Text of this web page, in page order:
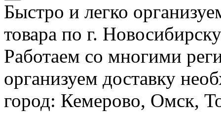
Быстро и легко
товара по г.
Работаем со многими
организуем доставку
город: Кемерово, Омск,